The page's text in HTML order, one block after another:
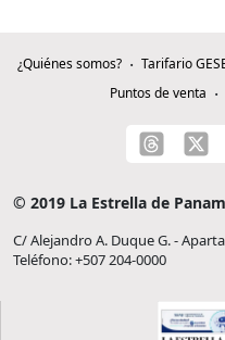
¿Quiénes somos? Tarifario
Puntos de venta
© 2019 La Estrella de
C/ Alejandro A. Duque G. -
Teléfono: +507 204-0000